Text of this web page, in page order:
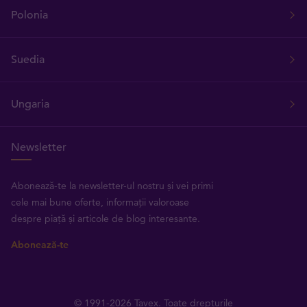
Polonia
Suedia
Ungaria
Newsletter
Abonează-te la newsletter-ul nostru și vei primi
cele mai bune oferte, informații valoroase
despre piață și articole de blog interesante.
Abonează-te
© 1991-2026 Tavex. Toate drepturile